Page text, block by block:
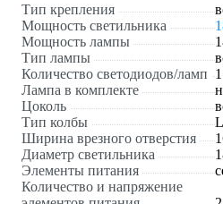
Тип крепления
Мощность светильника
Мощность лампы
Тип лампы
Количество светодиодов/ламп
Лампа в комплекте
Цоколь
Тип колбы
Ширина врезного отверстия
Диаметр светильника
Элементы питания
Количество и напряжение